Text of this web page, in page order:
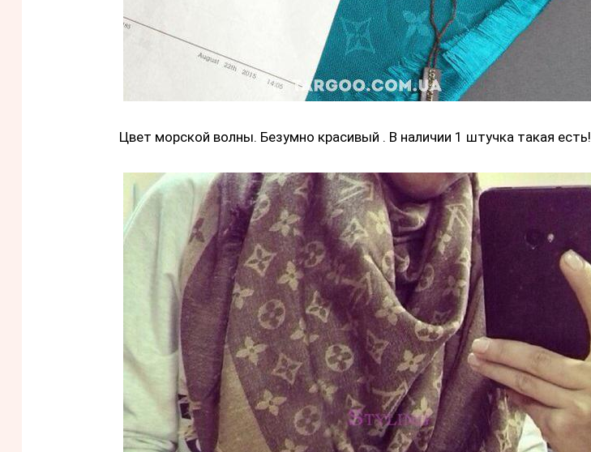
Цвет морской волны. Безумно красивый . В наличии 1 штучка такая есть!